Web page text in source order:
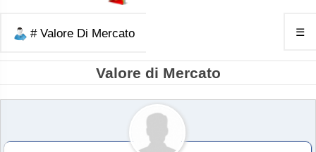
# Valore Di Mercato ☰
Valore di Mercato